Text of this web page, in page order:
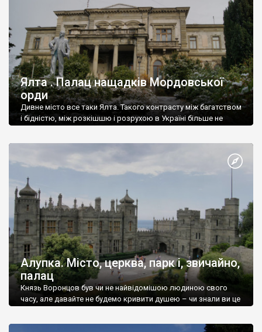
Ялта . Палац нащадків Мордовської
орди
Дивне місто все таки Ялта. Такого контрасту між багатством
і бідністю, між розкішшю і розрухою в Україні більше не
Алупка. Місто, церква, парк і, звичайно,
палац
Князь Воронцов був чи не найвідомішою людиною свого
часу, але давайте не будемо кривити душею – чи знали ви це